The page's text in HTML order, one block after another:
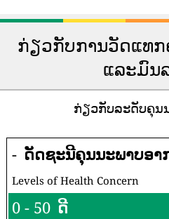
ກ່ຽວກັບການວັດແທ
ແລະມົນ
ກ່ຽວກັບລະດັບຄຸນ
- ດັດຊະນີຄຸນນະພາບອາ
Levels of Health Concern
0 - 50 ດີ